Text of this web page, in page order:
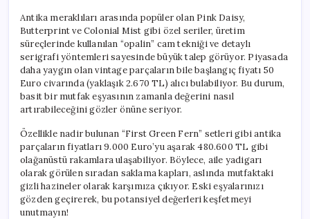
Antika meraklıları arasında popüler olan Pink Daisy,
Butterprint ve Colonial Mist gibi özel seriler, üretim
süreçlerinde kullanılan “opalin” cam tekniği ve detaylı
serigrafi yöntemleri sayesinde büyük talep görüyor. Piyasada
daha yaygın olan vintage parçaların bile başlangıç fiyatı 50
Euro civarında (yaklaşık 2.670 TL) alıcı bulabiliyor. Bu durum,
basit bir mutfak eşyasının zamanla değerini nasıl
artırabileceğini gözler önüne seriyor.
Özellikle nadir bulunan “First Green Fern” setleri gibi antika
parçaların fiyatları 9.000 Euro’yu aşarak 480.600 TL gibi
olağanüstü rakamlara ulaşabiliyor. Böylece, aile yadigarı
olarak görülen sıradan saklama kapları, aslında mutfaktaki
gizli hazineler olarak karşımıza çıkıyor. Eski eşyalarınızı
gözden geçirerek, bu potansiyel değerleri keşfetmeyi
unutmayın!